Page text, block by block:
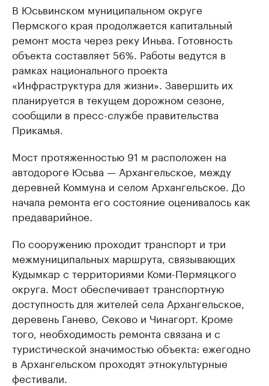
В Юсьвинском муниципальном округе
Пермского края продолжается капитальный
ремонт моста через реку Иньва. Готовность
объекта составляет 56%. Работы ведутся в
рамках национального проекта
«Инфраструктура для жизни». Завершить их
планируется в текущем дорожном сезоне,
сообщили в пресс-службе правительства
Прикамья.
Мост протяженностью 91 м расположен на
автодороге Юсьва — Архангельское, между
деревней Коммуна и селом Архангельское. До
начала ремонта его состояние оценивалось как
предаварийное.
По сооружению проходит транспорт и три
межмуниципальных маршрута, связывающих
Кудымкар с территориями Коми-Пермяцкого
округа. Мост обеспечивает транспортную
доступность для жителей села Архангельское,
деревень Ганево, Секово и Чинагорт. Кроме
того, необходимость ремонта связана и с
туристической значимостью объекта: ежегодно
в Архангельском проходят этнокультурные
фестивали.